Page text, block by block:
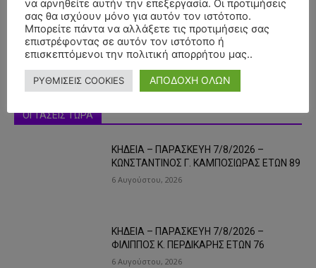
ΟΙ ΤΑΣΕΙΣ ΤΩΡΑ
ΚΗΔΕΙΑ – ΠΑΡΑΣΚΕΥΗ 7/8/2026 –
ΚΩΝΣΤΑΝΤΙΝΟΣ Γ. ΚΑΜΠΟΣΙΩΡΑΣ ΕΤΩΝ 89
6 Αυγούστου, 2026
ΚΗΔΕΙΑ – ΠΑΡΑΣΚΕΥΗ 7/8/2026 –
ΦΙΛΙΠΠΟΣ Κ. ΠΕΡΔΙΚΑΡΗΣ ΕΤΩΝ 76
6 Αυγούστου, 2026
να αρνηθείτε αυτήν την επεξεργασία. Οι προτιμήσεις
σας θα ισχύουν μόνο για αυτόν τον ιστότοπο.
Μπορείτε πάντα να αλλάξετε τις προτιμήσεις σας
επιστρέφοντας σε αυτόν τον ιστότοπο ή
επισκεπτόμενοι την πολιτική απορρήτου μας..
ΡΥΘΜΙΣΕΙΣ COOKIES ΑΠΟΔΟΧΗ ΟΛΩΝ